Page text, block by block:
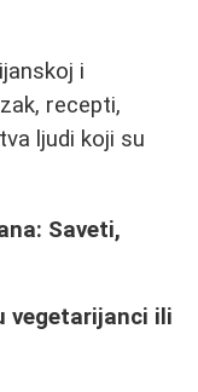
i
recepti,
ljudi koji su
Saveti,
vegetarijanci ili